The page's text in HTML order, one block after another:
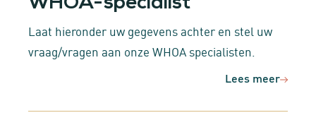
Laat hieronder uw gegevens achter en stel uw
vraag/vragen aan onze WHOA specialisten.
Lees meer